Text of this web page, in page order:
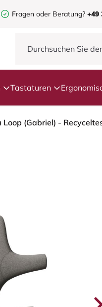
Fragen oder Beratung? +49
Tastaturen